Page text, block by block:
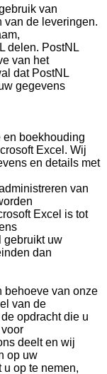
van
van de leveringen.
delen. PostNL
van het
dat PostNL
gegevens
en boekhouding
Excel. Wij
en details met
van
Excel is tot
gebruikt uw
dan
behoeve van onze
van de
opdracht die u
deelt en wij
op uw
u op te nemen,